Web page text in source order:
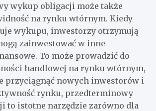
wykup obligacji może także
na rynku wtórnym. Kiedy
wykupu, inwestorzy otrzymują
zainwestować w inne
To może prowadzić do
handlowej na rynku wtórnym,
przyciągnąć nowych inwestorów i
rynku, przedterminowy
to istotne narzędzie zarówno dla